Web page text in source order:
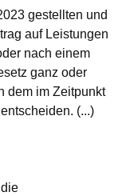
gestellten und
auf Leistungen
nach einem
ganz oder
dem im Zeitpunkt
(...)